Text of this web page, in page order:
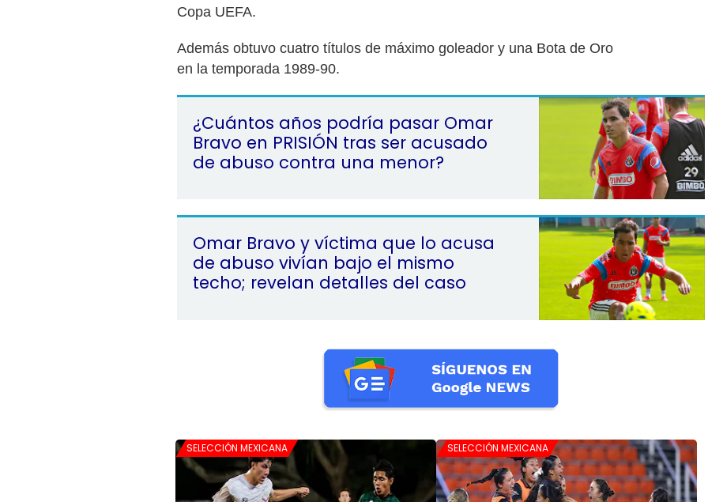
Copa UEFA.
Además obtuvo cuatro títulos de máximo goleador y una Bota de Oro
en la temporada 1989-90.
¿Cuántos años podría pasar Omar
Bravo en PRISIÓN tras ser acusado
de abuso contra una menor?
Omar Bravo y víctima que lo acusa
de abuso vivían bajo el mismo
techo; revelan detalles del caso
SELECCIÓN MEXICANA SELECCIÓN MEXICANA